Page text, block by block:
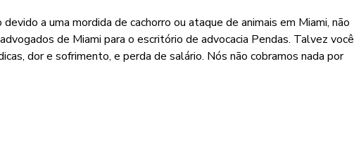
a uma mordida de cachorro ou ataque de animais em Miami, não
de Miami para o escritório de advocacia Pendas. Talvez você
dor e sofrimento, e perda de salário. Nós não cobramos nada por